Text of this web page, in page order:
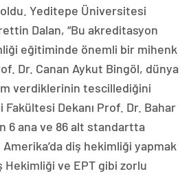
Yeditepe Üniversitesi
Dalan, “Bu akreditasyon
eğitiminde önemli bir mihenk
Dr. Canan Aykut Bingöl, dünya
verdiklerinin tescillediğini
Dekanı Prof. Dr. Bahar
6 ana ve 86 alt standartta
diş hekimliği yapmak
ve EPT gibi zorlu